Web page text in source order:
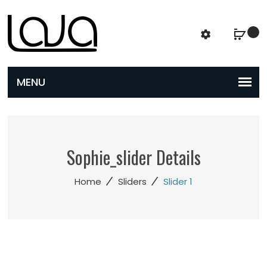
Sophie_slider Details
Home / Sliders / Slider 1